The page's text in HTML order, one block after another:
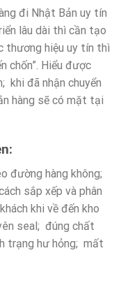
đi Nhật Bản uy tín
lâu dài thì cần tạo
thương hiệu uy tín thì
chốn”. Hiểu được
khi đã nhận chuyển
hàng sẽ có mặt tại
đường hàng không;
sắp xếp và phân
khi về đến kho
seal; đúng chất
trạng hư hỏng; mất